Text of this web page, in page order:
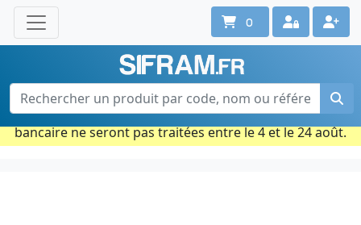
Une question ? Un conseil ?
Contactez-nous au 02 40 92 17 71
Ouvert du lun. au vend. de 08h à 18h
Période estivale : Les commandes prises par carte
bancaire ne seront pas traitées entre le 4 et le 24 août.
0